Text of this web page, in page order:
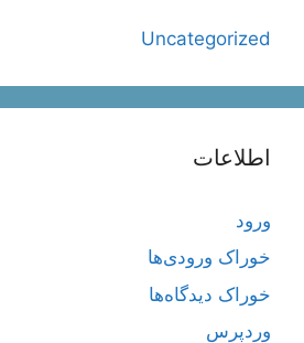
Uncategorized
اطلاعات
ورود
خوراک ورودی‌ها
خوراک دیدگاه‌ها
وردپرس